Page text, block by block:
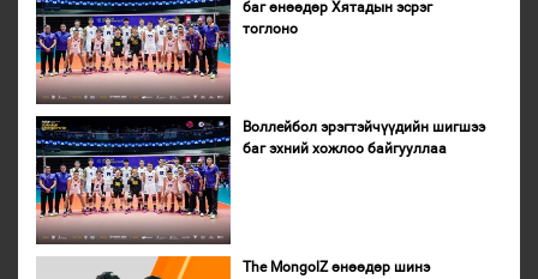
баг өнөөдөр Хятадын эсрэг
тоглоно
Воллейбол эрэгтэйчүүдийн шигшээ
баг эхний хожлоо байгууллаа
The MongolZ өнөөдөр шинэ